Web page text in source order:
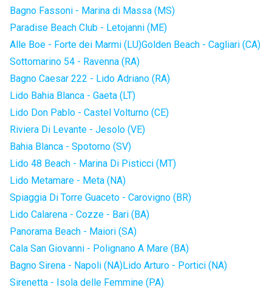
Bagno Fassoni - Marina di Massa (MS)
Paradise Beach Club - Letojanni (ME)
Alle Boe - Forte dei Marmi (LU)Golden Beach - Cagliari (CA)
Sottomarino 54 - Ravenna (RA)
Bagno Caesar 222 - Lido Adriano (RA)
Lido Bahia Blanca - Gaeta (LT)
Lido Don Pablo - Castel Volturno (CE)
Riviera Di Levante - Jesolo (VE)
Bahia Blanca - Spotorno (SV)
Lido 48 Beach - Marina Di Pisticci (MT)
Lido Metamare - Meta (NA)
Spiaggia Di Torre Guaceto - Carovigno (BR)
Lido Calarena - Cozze - Bari (BA)
Panorama Beach - Maiori (SA)
Cala San Giovanni - Polignano A Mare (BA)
Bagno Sirena - Napoli (NA)Lido Arturo - Portici (NA)
Sirenetta - Isola delle Femmine (PA)